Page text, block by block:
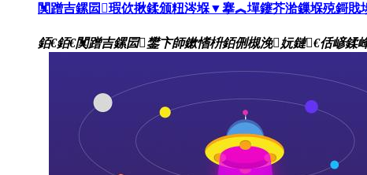
闃蹭吉鏍囩瑕佽揪鍒颁粈涔堢▼搴︽墠鑳芥湁鏁堢殑鎶戝
銆€銆€闃蹭吉鏍囩鐢卞師鏉愭枡銆侀槻浼妧鏈€佸嵃